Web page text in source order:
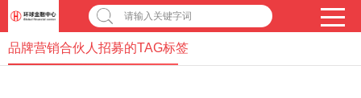
请输入关键字词
品牌营销合伙人招募的TAG标签